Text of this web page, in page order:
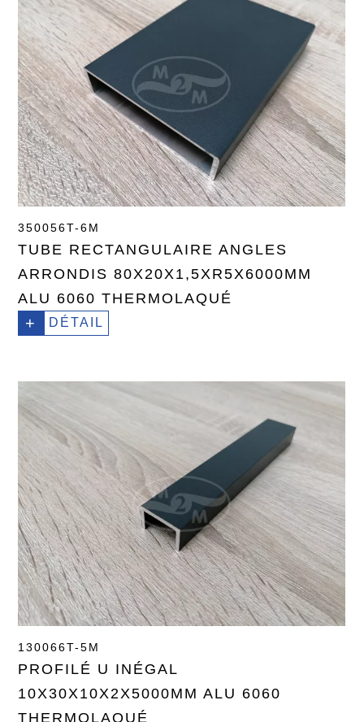
350056T-6M
TUBE RECTANGULAIRE ANGLES
ARRONDIS 80X20X1,5XR5X6000MM
ALU 6060 THERMOLAQUÉ
+ DÉTAIL
130066T-5M
PROFILÉ U INÉGAL
10X30X10X2X5000MM ALU 6060
THERMOLAQUÉ